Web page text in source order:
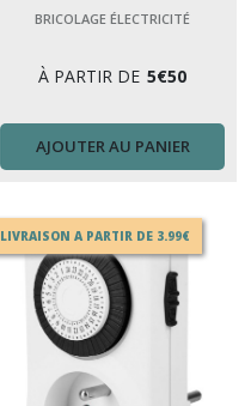
3×5 m • 4×5 m • 5×8 m
BRICOLAGE ÉLECTRICITÉ
À PARTIR DE 5€50
AJOUTER AU PANIER
LIVRAISON A PARTIR DE 3.99€